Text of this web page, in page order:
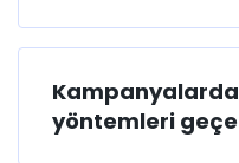
yöntemleri